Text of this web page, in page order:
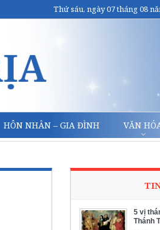
Thứ sáu, ngày 07 tháng 08
HÔN NHÂN – GIA ĐÌNH VĂN
5 vị
Thánh